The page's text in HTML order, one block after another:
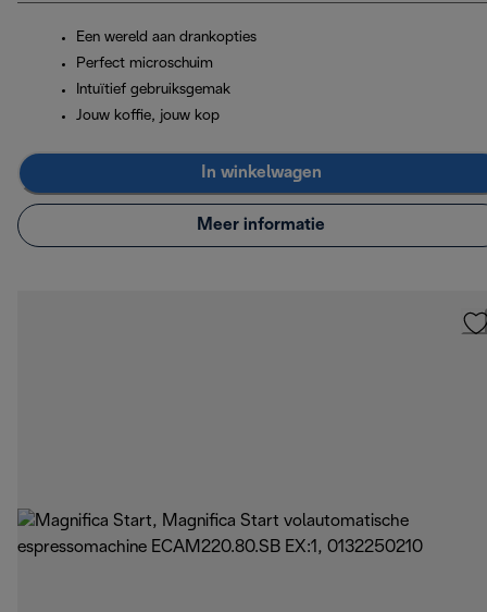
Een wereld aan drankopties
Perfect microschuim
Intuïtief gebruiksgemak
Jouw koffie, jouw kop
In winkelwagen
Meer informatie